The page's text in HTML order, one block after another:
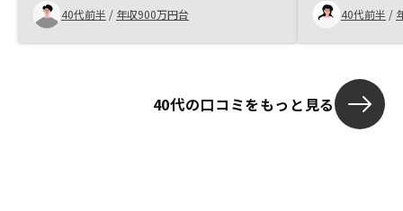
40代前半 / 年収900万円台 40代前半 /
40代の口コミをもっと見る